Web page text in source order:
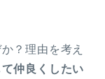
？理由を考え
仲良くしたい